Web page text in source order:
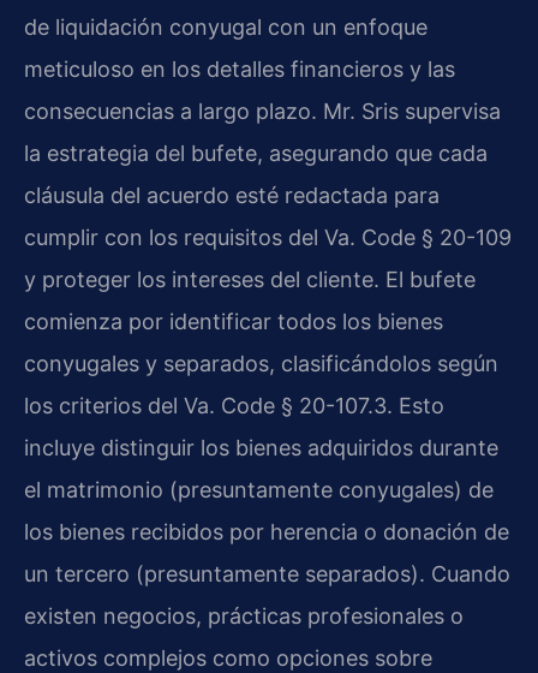
de liquidación conyugal con un enfoque
meticuloso en los detalles financieros y las
consecuencias a largo plazo. Mr. Sris supervisa
la estrategia del bufete, asegurando que cada
cláusula del acuerdo esté redactada para
cumplir con los requisitos del Va. Code § 20-109
y proteger los intereses del cliente. El bufete
comienza por identificar todos los bienes
conyugales y separados, clasificándolos según
los criterios del Va. Code § 20-107.3. Esto
incluye distinguir los bienes adquiridos durante
el matrimonio (presuntamente conyugales) de
los bienes recibidos por herencia o donación de
un tercero (presuntamente separados). Cuando
existen negocios, prácticas profesionales o
activos complejos como opciones sobre